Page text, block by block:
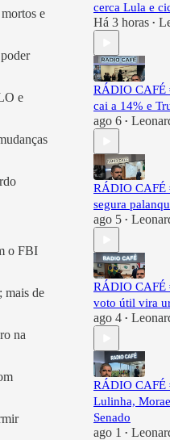
e
e
o FBI
mais de
na
cerca Lula e
Há 3 horas •
RÁDIO CAFÉ
cai a 14% e
ago 6 •
RÁDIO CAFÉ
segura
ago 5 •
RÁDIO CAFÉ
voto útil vira
ago 4 •
RÁDIO CAFÉ
Lulinha,
Senado
ago 1 •